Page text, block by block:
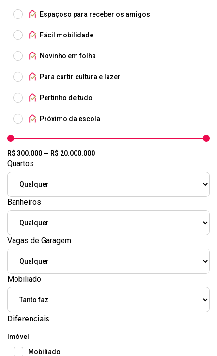
Espaçoso para receber os amigos
Fácil mobilidade
Novinho em folha
Para curtir cultura e lazer
Pertinho de tudo
Próximo da escola
R$ 300.000 — R$ 20.000.000
Quartos
Banheiros
Vagas de Garagem
Mobiliado
Diferenciais
Imóvel
Mobiliado